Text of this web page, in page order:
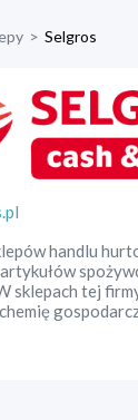
> Selgros
handlu
sklepach tej